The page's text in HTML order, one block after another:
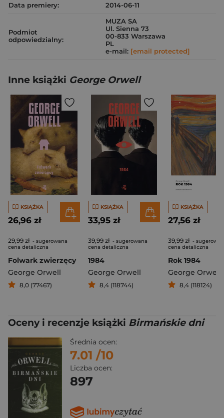
Data premiery: 2014-06-11
Podmiot
odpowiedzialny:
MUZA SA
Ul. Sienna 73
00-833 Warszawa
PL
e-mail: [email protected]
Inne książki George Orwell
KSIĄŻKA
26,96 zł
29,99 zł - sugerowana
cena detaliczna
Folwark zwierzęcy
George Orwell
8,0 (77467)
KSIĄŻKA
33,95 zł
39,99 zł - sugerowana
cena detaliczna
1984
George Orwell
8,4 (118744)
KSIĄŻKA
27,56 zł
39,99 zł -
cena detaliczna
Rok 1984
George Orwell
8,4 (118124)
Oceny i recenzje książki Birmańskie dni
Średnia ocen:
7.01 /10
Liczba ocen:
897